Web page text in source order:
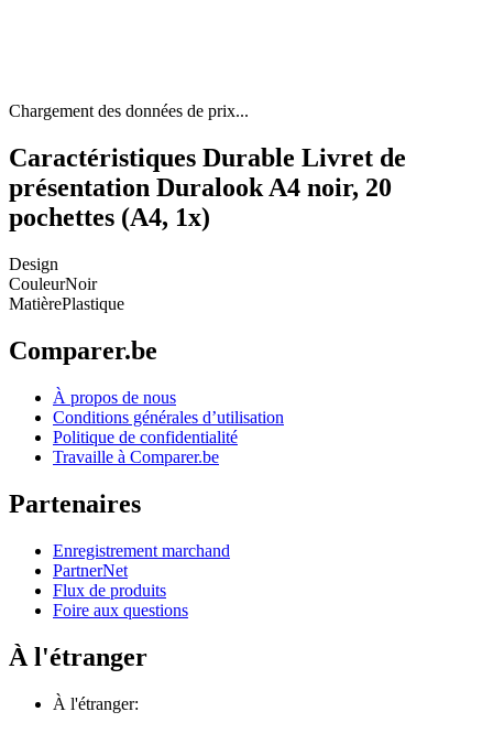
Chargement des données de prix...
Caractéristiques Durable Livret de
présentation Duralook A4 noir, 20
pochettes (A4, 1x)
Design
CouleurNoir
MatièrePlastique
Comparer.be
À propos de nous
Conditions générales d’utilisation
Politique de confidentialité
Travaille à Comparer.be
Partenaires
Enregistrement marchand
PartnerNet
Flux de produits
Foire aux questions
À l'étranger
À l'étranger: